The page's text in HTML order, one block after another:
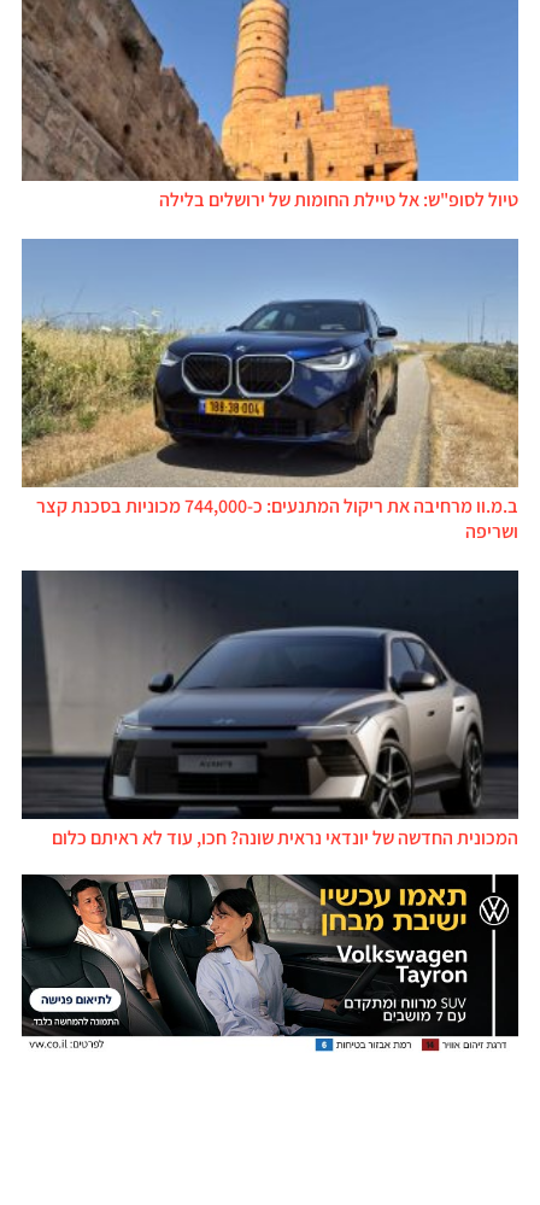
טיול לסופ"ש: אל טיילת החומות של ירושלים בלילה
ב.מ.וו מרחיבה את ריקול המתנעים: כ-744,000 מכוניות בסכנת קצר
ושריפה
המכונית החדשה של יונדאי נראית שונה? חכו, עוד לא ראיתם כלום